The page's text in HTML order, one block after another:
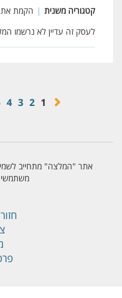
קטגוריה משנית | הקמת
לעסק זה עדיין לא נרשמו
1
2
3
4
אתר "המלצה" מתחייב
משתמשי